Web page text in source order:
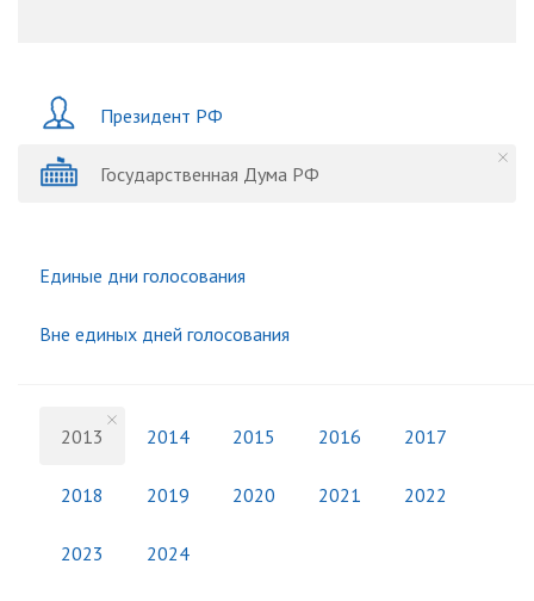
Президент РФ
Государственная Дума РФ
Единые дни голосования
Вне единых дней голосования
2013 2014 2015 2016 2017
2018 2019 2020 2021 2022
2023 2024